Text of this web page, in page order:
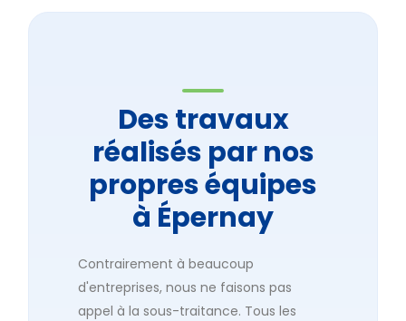
Des travaux
réalisés par nos
propres équipes
à Épernay
Contrairement à beaucoup
d'entreprises, nous ne faisons pas
appel à la sous-traitance. Tous les